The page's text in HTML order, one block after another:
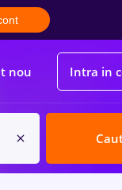
nou Intra in